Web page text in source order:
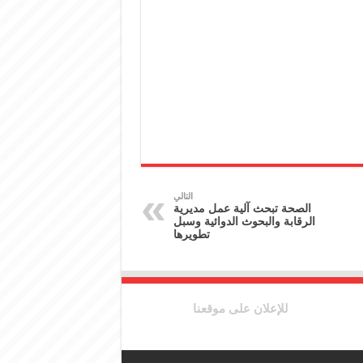
التالي
الصحة تبحث آلية عمل مديرية
الرقابة والبحوث الدوائية وسبل
تطويرها
للإعلان على موقعنا